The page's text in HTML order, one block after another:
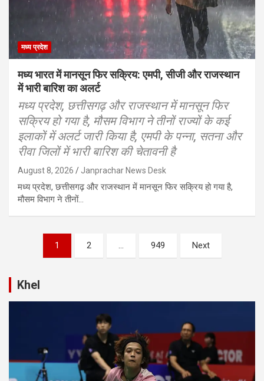
मध्य प्रदेश
मध्य भारत में मानसून फिर सक्रिय: एमपी, सीजी और राजस्थान
में भारी बारिश का अलर्ट
मध्य प्रदेश, छत्तीसगढ़ और राजस्थान में मानसून फिर
सक्रिय हो गया है, मौसम विभाग ने तीनों राज्यों के कई
इलाकों में अलर्ट जारी किया है, एमपी के पन्ना, सतना और
रीवा जिलों में भारी बारिश की चेतावनी है
August 8, 2026 Janprachar News Desk
मध्य प्रदेश, छत्तीसगढ़ और राजस्थान में मानसून फिर सक्रिय हो गया है,
मौसम विभाग ने तीनों…
pagination
1 2 … 949 Next
Khel